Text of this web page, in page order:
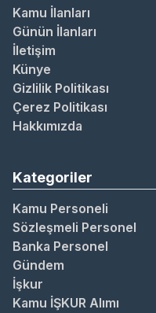
Kamu İlanları
Günün İlanları
İletişim
Künye
Gizlilik Politikası
Çerez Politikası
Hakkımızda
Kategoriler
Kamu Personeli
Sözleşmeli Personel
Banka Personel
Gündem
İşkur
Kamu İŞKUR Alımı